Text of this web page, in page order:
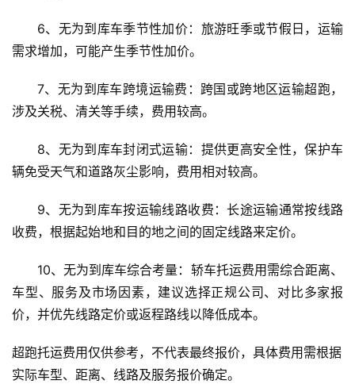
6、无为到库车季节性加价：旅游旺季或节假日，运输
需求增加，可能产生季节性加价。
7、无为到库车跨境运输费：跨国或跨地区运输超跑，
涉及关税、清关等手续，费用较高。
8、无为到库车封闭式运输：提供更高安全性，保护车
辆免受天气和道路灰尘影响，费用相对较高。
9、无为到库车按运输线路收费：长途运输通常按线路
收费，根据起始地和目的地之间的固定线路来定价。
10、无为到库车综合考量：轿车托运费用需综合距离、
车型、服务及市场因素，建议选择正规公司、对比多家报
价，并优先线路定价或返程路线以降低成本。
超跑托运费用仅供参考，不代表最终报价，具体费用需根据
实际车型、距离、线路及服务报价确定。